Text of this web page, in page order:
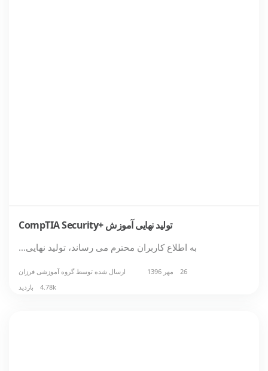
تولید نهایی آموزش +CompTIA Security
به اطلاع کاربران محترم می رساند، تولید نهایی…
26 مهر 1396 ارسال شده توسط گروه آموزشی فرزان
4.78k بازدید